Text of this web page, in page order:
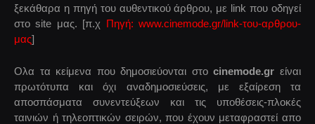
ξεκάθαρα η πηγή του αυθεντικού άρθρου, με link που οδηγεί
στο site μας. [π.χ Πηγή: www.cinemode.gr/link-του-αρθρου-
μας]
Ολα τα κείμενα που δημοσιεύονται στοcinemode.gr είναι
πρωτότυπα και όχι αναδημοσιεύσεις, με εξαίρεση τα
αποσπάσματα συνεντεύξεων και τις υποθέσεις-πλοκές
ταινιών ή τηλεοπτικών σειρών, που έχουν μεταφραστεί απο